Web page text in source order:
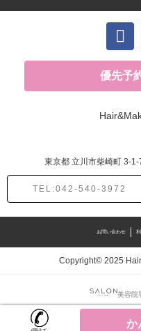
優先予
東京都 立川市柴崎町 3-1-
TEL:042-540-3972
お問い合わせ
Copyright© 2025
美容院
か
か